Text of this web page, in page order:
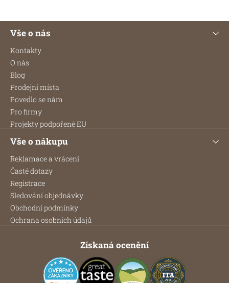
Z Vše o nás
Kontakty
O nás
Blog
Prodejní místa
Povedlo se nám
Pro firmy
Projekty podpořené EU
Vše o nákupu
Reklamace a vrácení
Časté dotazy
Registrace
Sledování objednávky
Obchodní podmínky
Ochrana osobních údajů
Získaná ocenění